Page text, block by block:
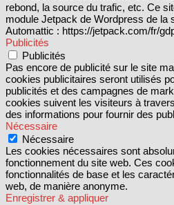
rebond, la source du trafic, etc. Ce
module Jetpack de Wordpress de la
Automattic : https://jetpack.com/fr/
Publicités
Publicités
Pas encore de publicité sur le site
cookies publicitaires seront utilisés
publicités et des campagnes de
cookies suivent les visiteurs à
des informations pour fournir des
Nécessaire
Nécessaire
Les cookies nécessaires sont
fonctionnement du site web. Ces
fonctionnalités de base et les
web, de manière anonyme.
Enregistrer & appliquer